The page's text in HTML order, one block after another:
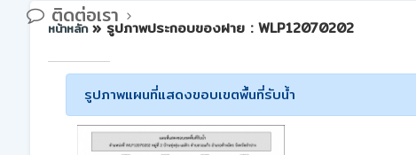
ติดต่อเรา
หน้าหลัก » รูปภาพประกอบของฝาย : WLP12070202
รูปภาพแผนที่แสดงขอบเขตพื้นที่รับน้ำ